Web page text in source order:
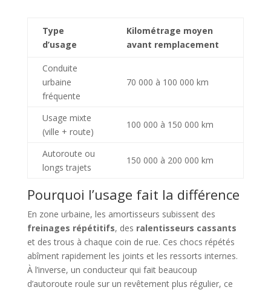
Type
d’usage
Kilométrage moyen
avant remplacement
Conduite
urbaine
fréquente
70 000 à 100 000 km
Usage mixte
(ville + route)
100 000 à 150 000 km
Autoroute ou
longs trajets
150 000 à 200 000 km
Pourquoi l’usage fait la différence
En zone urbaine, les amortisseurs subissent des
freinages répétitifs, des ralentisseurs cassants
et des trous à chaque coin de rue. Ces chocs répétés
abîment rapidement les joints et les ressorts internes.
À l’inverse, un conducteur qui fait beaucoup
d’autoroute roule sur un revêtement plus régulier, ce